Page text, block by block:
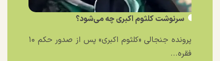
سرنوشت کلثوم اکبری چه می‌شود؟
پرونده جنجالی «کلثوم اکبری» پس از صدور حکم ۱۰
فقره...